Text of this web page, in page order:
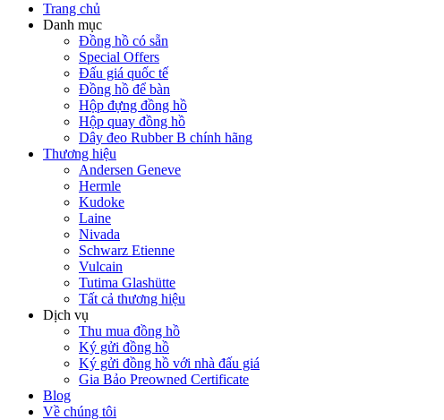
Trang chủ
Danh mục
Đồng hồ có sẵn
Special Offers
Đấu giá quốc tế
Đồng hồ để bàn
Hộp đựng đồng hồ
Hộp quay đồng hồ
Dây đeo Rubber B chính hãng
Thương hiệu
Andersen Geneve
Hermle
Kudoke
Laine
Nivada
Schwarz Etienne
Vulcain
Tutima Glashütte
Tất cả thương hiệu
Dịch vụ
Thu mua đồng hồ
Ký gửi đồng hồ
Ký gửi đồng hồ với nhà đấu giá
Gia Bảo Preowned Certificate
Blog
Về chúng tôi